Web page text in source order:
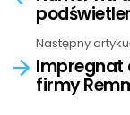
Następny
Impregnat
firmy